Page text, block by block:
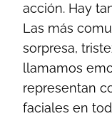
acción. Hay
Las más
sorpresa,
llamamos
representan
faciales en